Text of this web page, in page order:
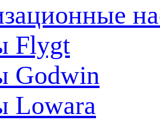
Flygt
Godwin
Lowara